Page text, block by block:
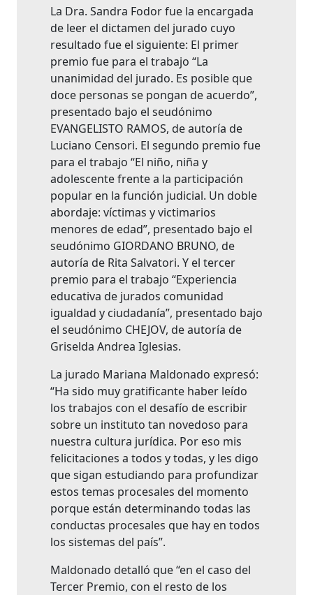
La Dra. Sandra Fodor fue la encargada
de leer el dictamen del jurado cuyo
resultado fue el siguiente: El primer
premio fue para el trabajo “La
unanimidad del jurado. Es posible que
doce personas se pongan de acuerdo”,
presentado bajo el seudónimo
EVANGELISTO RAMOS, de autoría de
Luciano Censori. El segundo premio fue
para el trabajo “El niño, niña y
adolescente frente a la participación
popular en la función judicial. Un doble
abordaje: víctimas y victimarios
menores de edad”, presentado bajo el
seudónimo GIORDANO BRUNO, de
autoría de Rita Salvatori. Y el tercer
premio para el trabajo “Experiencia
educativa de jurados comunidad
igualdad y ciudadanía”, presentado bajo
el seudónimo CHEJOV, de autoría de
Griselda Andrea Iglesias.
La jurado Mariana Maldonado expresó:
“Ha sido muy gratificante haber leído
los trabajos con el desafío de escribir
sobre un instituto tan novedoso para
nuestra cultura jurídica. Por eso mis
felicitaciones a todos y todas, y les digo
que sigan estudiando para profundizar
estos temas procesales del momento
porque están determinando todas las
conductas procesales que hay en todos
los sistemas del país”.
Maldonado detalló que “en el caso del
Tercer Premio, con el resto de los